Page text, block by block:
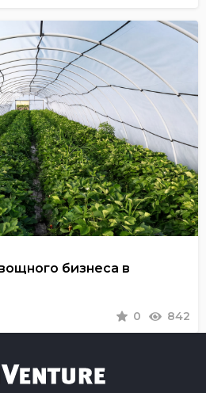
бизнеса в
0 842